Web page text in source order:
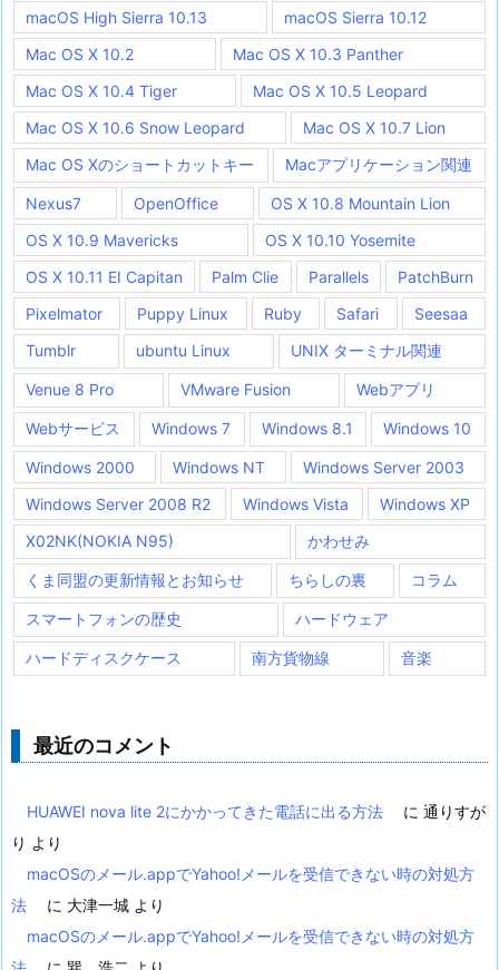
macOS High Sierra 10.13
macOS Sierra 10.12
Mac OS X 10.2
Mac OS X 10.3 Panther
Mac OS X 10.4 Tiger
Mac OS X 10.5 Leopard
Mac OS X 10.6 Snow Leopard
Mac OS X 10.7 Lion
Mac OS Xのショートカットキー
Macアプリケーション関連
Nexus7 OpenOffice
OS X 10.8 Mountain Lion
OS X 10.9 Mavericks
OS X 10.10 Yosemite
OS X 10.11 EI Capitan
Palm Clie Parallels
PatchBurn
Pixelmator
Puppy Linux Ruby Safari
Seesaa
Tumblr
ubuntu Linux UNIX ターミナル関連
Venue 8 Pro VMware Fusion Webアプリ
Webサービス Windows 7 Windows 8.1 Windows 10
Windows 2000 Windows NT
Windows Server 2003
Windows Server 2008 R2
Windows Vista
Windows XP
X02NK(NOKIA N95)
かわせみ
くま同盟の更新情報とお知らせ ちらしの裏 コラム
スマートフォンの歴史 ハードウェア
ハードディスクケース 南方貨物線 音楽
最近のコメント
HUAWEI nova lite 2にかかってきた電話に出る方法 に 通りすが
り より
macOSのメール.appでYahoo!メールを受信できない時の対処方
法
に 大津一城 より
macOSのメール.appでYahoo!メールを受信できない時の対処方